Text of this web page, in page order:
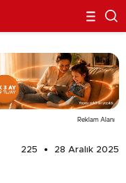
Reklam Alanı
225
28 Aralık 2025